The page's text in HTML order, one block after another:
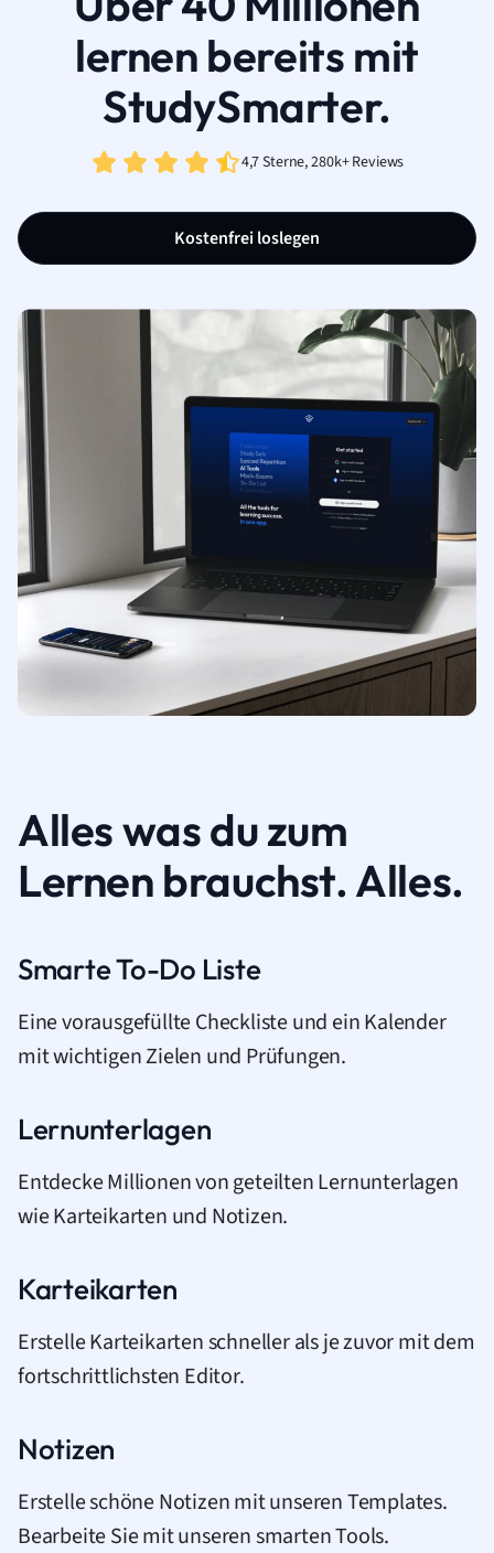
lernen bereits mit
StudySmarter.
4,7 Sterne, 280k+ Reviews
Kostenfrei loslegen
Alles was du zum
Lernen brauchst. Alles.
Smarte To-Do Liste
Eine vorausgefüllte Checkliste und ein Kalender
mit wichtigen Zielen und Prüfungen.
Lernunterlagen
Entdecke Millionen von geteilten Lernunterlagen
wie Karteikarten und Notizen.
Karteikarten
Erstelle Karteikarten schneller als je zuvor mit dem
fortschrittlichsten Editor.
Notizen
Erstelle schöne Notizen mit unseren Templates.
Bearbeite Sie mit unseren smarten Tools.